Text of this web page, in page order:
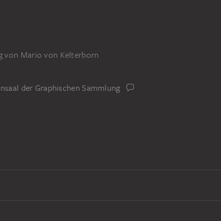
von Mario von Kelterborn
der Graphischen Sammlung